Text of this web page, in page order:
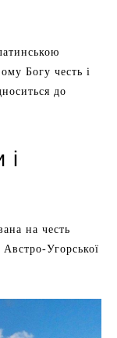
Богу честь і
до
і
на честь
Угорської